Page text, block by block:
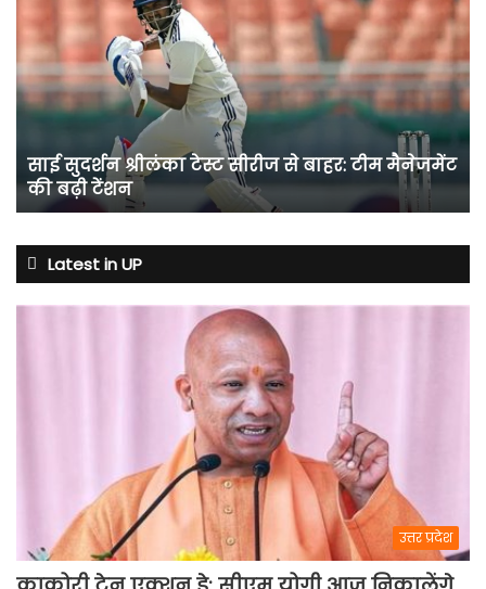
श्रीलंका
सीरीज
से
मैनेजमेंट
की
बढ़ी
साई सुदर्शन श्रीलंका टेस्ट सीरीज से बाहर: टीम मैनेजमेंट
की बढ़ी टेंशन
Latest in UP
उत्तर प्रदेश